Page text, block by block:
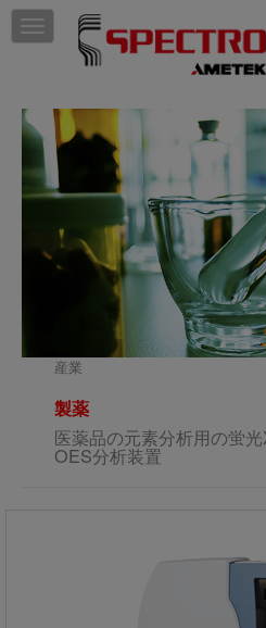
Skip to content
T
o
e
a
v
産業
製薬
医薬品の元素分析用の蛍
OES分析装置